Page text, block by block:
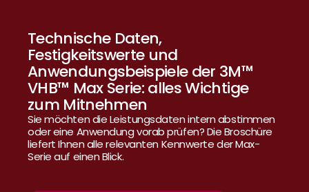
Technische Daten,
Festigkeitswerte und
Anwendungsbeispiele der 3M™
VHB™ Max Serie: alles Wichtige
zum Mitnehmen
Sie möchten die Leistungsdaten intern abstimmen
oder eine Anwendung vorab prüfen? Die Broschüre
liefert Ihnen alle relevanten Kennwerte der Max-
Serie auf einen Blick.